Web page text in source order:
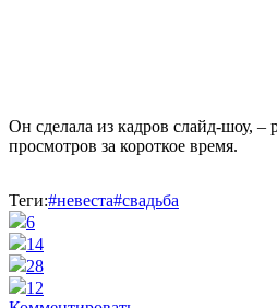
Он сделала из кадров слайд-шоу, –
просмотров за короткое время.
Теги:#невеста#свадьба
6
14
28
12